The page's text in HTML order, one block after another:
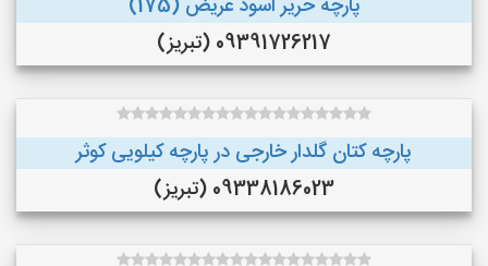
پارچه حریر اسود عریض (175)
09391726217 (تبریز)
پارچه کتان گلدار خارجی در پارچه کیلویی کوثر
09338186023 (تبریز)